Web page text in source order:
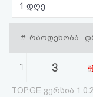
პაროლის
აღდგენა
HTML
კოდი
1 დღე
# რაოდენობა
1. 3
TOP.GE ვერსია